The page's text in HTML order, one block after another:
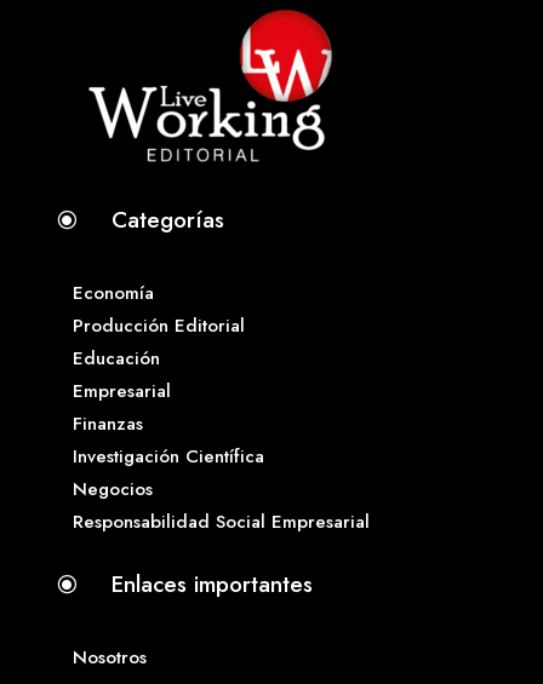
\ Categorías
Economía
Producción Editorial
Educación
Empresarial
Finanzas
Investigación Científica
Negocios
Responsabilidad Social Empresarial
\ Enlaces importantes
Nosotros